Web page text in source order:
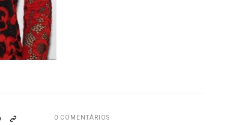
0 COMENTÁRIOS